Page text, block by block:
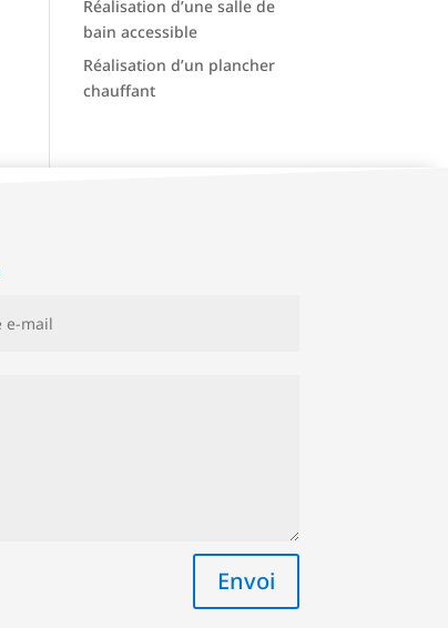
Réalisation d’une salle de
bain accessible
Réalisation d’un plancher
chauffant
Envoi